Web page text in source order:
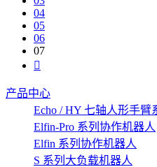
04
05
06
07
产品中心
Echo / HY 七轴人形手臂
Elfin-Pro 系列协作机器人
Elfin 系列协作机器人
S 系列大负载机器人